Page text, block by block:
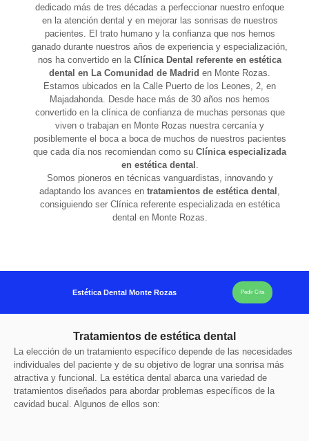
dedicado más de tres décadas a perfeccionar nuestro enfoque
en la atención dental y en mejorar las sonrisas de nuestros
pacientes. El trato humano y la confianza que nos hemos
ganado durante nuestros años de experiencia y especialización,
nos ha convertido en la Clínica Dental referente en estética
dental en La Comunidad de Madrid en Monte Rozas.
Estamos ubicados en la Calle Puerto de los Leones, 2, en
Majadahonda. Desde hace más de 30 años nos hemos
convertido en la clínica de confianza de muchas personas que
viven o trabajan en Monte Rozas nuestra cercanía y
posiblemente el boca a boca de muchos de nuestros pacientes
que cada día nos recomiendan como su Clínica especializada
en estética dental .
Somos pioneros en técnicas vanguardistas, innovando y
adaptando los avances en tratamientos de estética dental ,
consiguiendo ser Clínica referente especializada en estética
dental en Monte Rozas.
Estética Dental Monte Rozas Pedir Cita
Tratamientos de estética dental
La elección de un tratamiento específico depende de las necesidades
individuales del paciente y de su objetivo de lograr una sonrisa más
atractiva y funcional. La estética dental abarca una variedad de
tratamientos diseñados para abordar problemas específicos de la
cavidad bucal. Algunos de ellos son: